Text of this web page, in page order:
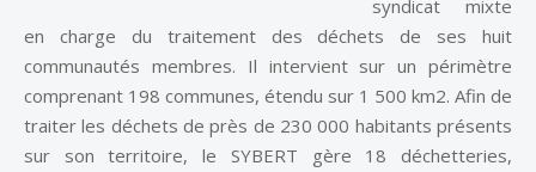
syndicat mixte
en charge du traitement des déchets de ses huit
communautés membres. Il intervient sur un périmètre
comprenant 198 communes, étendu sur 1 500 km2. Afin de
traiter les déchets de près de 230 000 habitants présents
sur son territoire, le SYBERT gère 18 déchetteries,